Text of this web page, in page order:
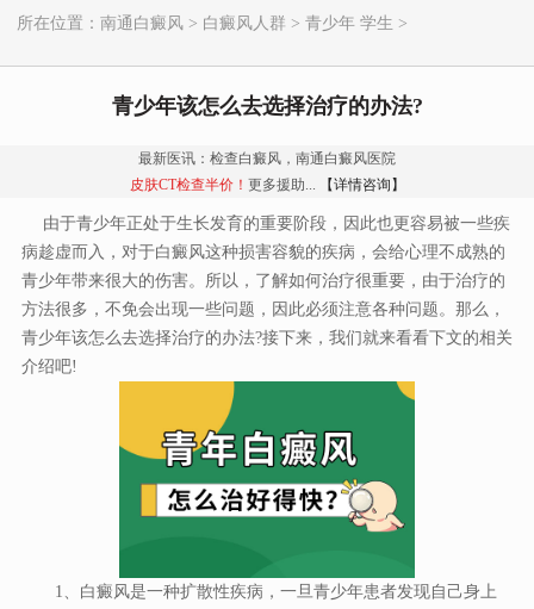
所在位置： 南通白癜风 > 白癜风人群 > 青少年 学生 >
青少年该怎么去选择治疗的办法?
最新医讯：检查白癜风，南通白癜风医院
皮肤CT检查半价！ 更多援助... 【详情咨询】
由于青少年正处于生长发育的重要阶段，因此也更容易被一些疾
病趁虚而入，对于白癜风这种损害容貌的疾病，会给心理不成熟的
青少年带来很大的伤害。所以，了解如何治疗很重要，由于治疗的
方法很多，不免会出现一些问题，因此必须注意各种问题。那么，
青少年该怎么去选择治疗的办法?接下来，我们就来看看下文的相关
介绍吧!
1、白癜风是一种扩散性疾病，一旦青少年患者发现自己身上